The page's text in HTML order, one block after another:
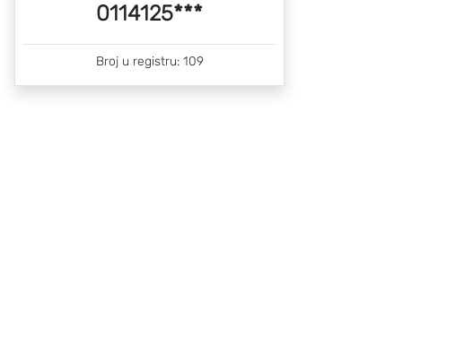
0114125***
Broj u registru: 109